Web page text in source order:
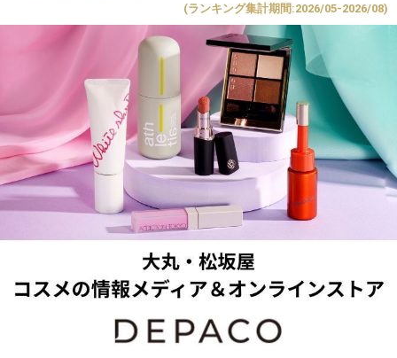
(ランキング集計期間:2026/05-2026/08)